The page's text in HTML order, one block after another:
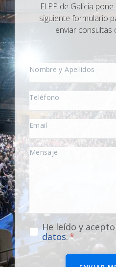
El PP de Galicia
siguiente formulario
enviar consultas
He leído y
datos.